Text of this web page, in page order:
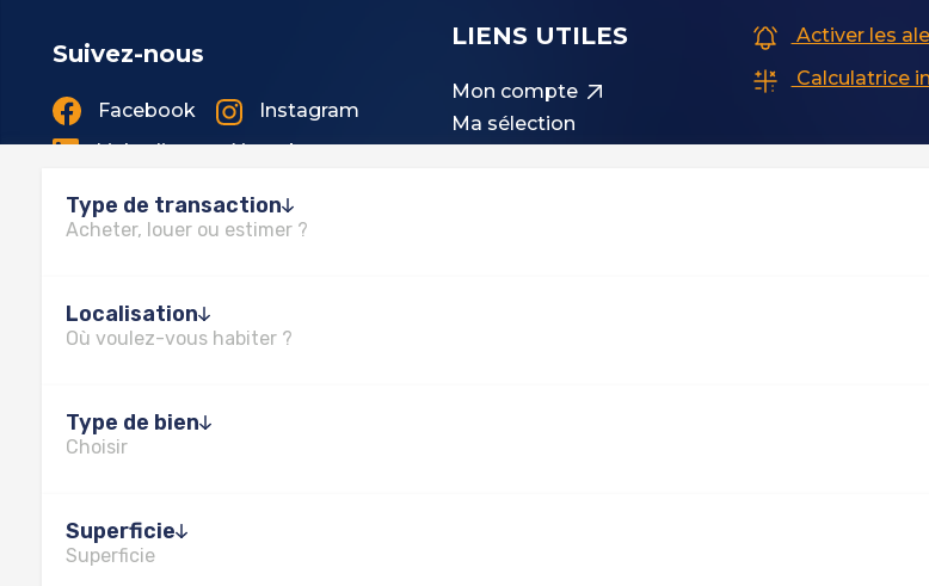
Type de transaction
Acheter, louer ou estimer ?
Localisation
Où voulez-vous habiter ?
Type de bien
Choisir
Superficie
Superficie
Suivez-nous
Facebook
Instagram
Linkedin
Youtube
LIENS UTILES
Mon compte
Ma sélection
Activer les
Calculatrice